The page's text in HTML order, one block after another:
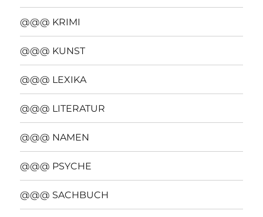
@@@ KRIMI
@@@ KUNST
@@@ LEXIKA
@@@ LITERATUR
@@@ NAMEN
@@@ PSYCHE
@@@ SACHBUCH